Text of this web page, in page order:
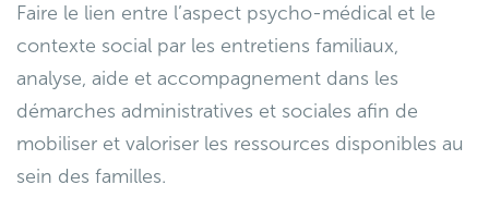
Faire le lien entre l’aspect psycho-médical et le
contexte social par les entretiens familiaux,
analyse, aide et accompagnement dans les
démarches administratives et sociales afin de
mobiliser et valoriser les ressources disponibles au
sein des familles.